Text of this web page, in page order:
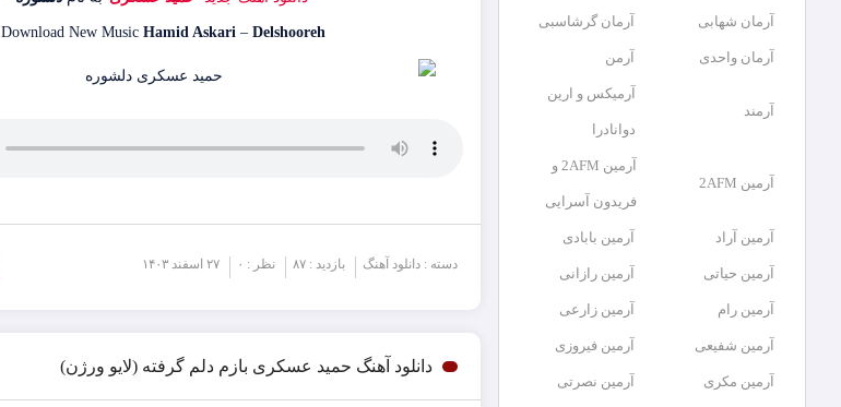
Download New Music Hamid Askari – Delshooreh
دسته : دانلود آهنگ بازدید : ۸۷ نظر : ۰ ۲۷ اسفند ۱۴۰۳
دانلود آهنگ حمید عسکری بازم دلم گرفته (لایو ورژن)
آرمان شهابی آرمان گرشاسبی
آرمان واحدی آرمن
آرمند
آرمیکس و ارین
دوانادرا
آرمین 2AFM
آرمین 2AFM و
فریدون آسرایی
آرمین آراد آرمین بابادی
آرمین حیاتی آرمین رازانی
آرمین رام آرمین زارعی
آرمین شفیعی آرمین فیروزی
آرمین مکری آرمین نصرتی